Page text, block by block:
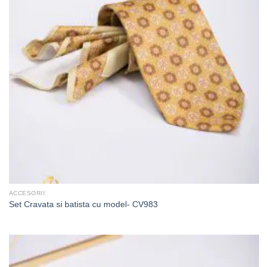
ACCESORII
Set Cravata si batista cu model- CV983